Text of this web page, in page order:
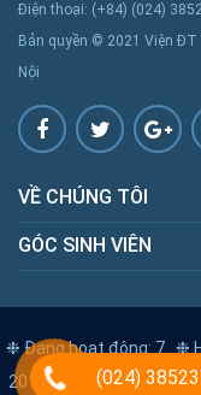
Điện thoại: (+84) (024)
Bản quyền © 2021 Viện ĐT
Nội
VỀ CHÚNG TÔI
GÓC SINH VIÊN
❉ Đang hoạt động: 7 ❉
2010 ❉ Hôm qua: 2052
(024)